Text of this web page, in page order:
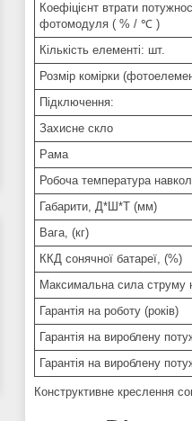
Коефіцієнт втрати
фотомодуля ( % / ℃ )
Кількість елементі: шт.
Розмір комірки
Підключення:
Захисне скло
Рама
Робоча температура
Габарити, Д*Ш*Т (мм)
Вага, (кг)
ККД сонячної батареї, (%)
Максимальна сила струму
Гарантія на роботу (років)
Гарантія на вироблену
Гарантія на вироблену
Конструктивне креслення